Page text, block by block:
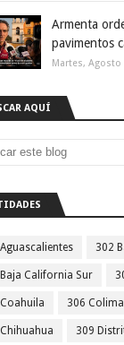
Armenta
pavimentos
Martes, Agosto
AQUÍ
302
California Sur
306 Colima
309